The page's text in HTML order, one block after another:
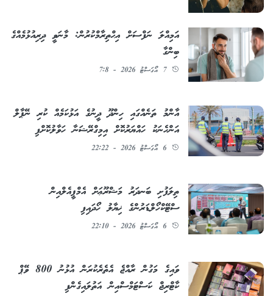
އަމިއްލަ ނަފްސަށް އިޙްތިރާމްކުރުން: މާނަވީ ދިރިއުޅުމެއްގެ
ބިންގާ
7 އޯގަސްޓު 2026 - 7:8
އާންމު ތަނެއްގައި ހިންދޫ ދީނުގެ އަޅުކަމެއް ކުރި ނޭޕާލް
އަންހެނަކު ހައްޔަރުކޮށް އިމިގްރޭޝަނާ ހަވާލުކޮށްފި
6 އޯގަސްޓު 2026 - 22:22
ތިލަފުށި ބަނދަރު މަޝްރޫޢަށް އެމްޕީއެލްއިން
ސްޓޭކްހޯލްޑަރުންގެ ޚިޔާލު ހޯދައިފި
6 އޯގަސްޓު 2026 - 22:10
ވައިގެ މަގުން ރާއްޖެ އެތެރެކުރަން އުޅުނު 800 ވޭޕް
ކާޓްރިޖް ކަސްޓަމްސްއިން އަތުލައިގެންފި